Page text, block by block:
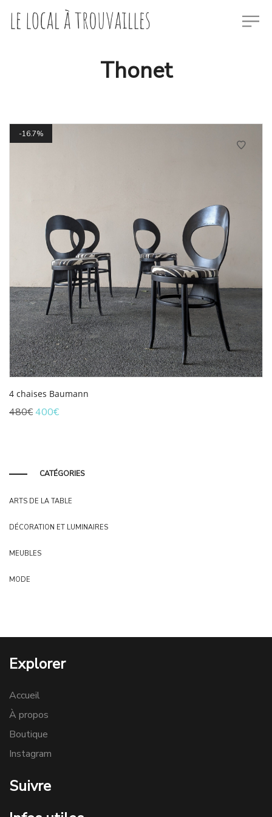
Thonet
16.7%
4 chaises Baumann
480€Le
400€Le
CATÉGORIES
ARTS DE LA TABLE
DÉCORATION ET LUMINAIRES
MEUBLES
MODE
Explorer
Accueil
À propos
Boutique
Instagram
Suivre